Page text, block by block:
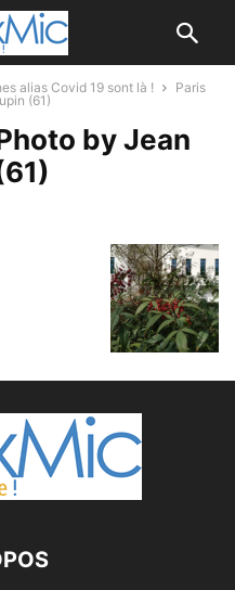
alias Covid 19 sont là !
Paris
(61)
by Jean